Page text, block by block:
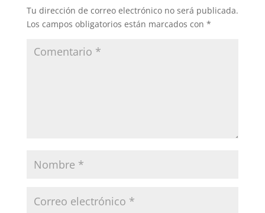
Tu dirección de correo electrónico no será publicada.
Los campos obligatorios están marcados con *